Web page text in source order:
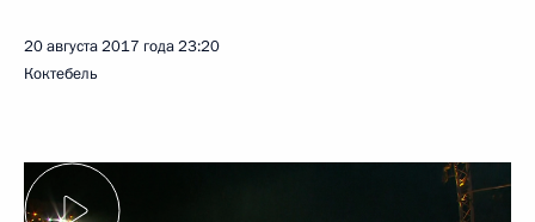
20 августа 2017 года23:20
Коктебель